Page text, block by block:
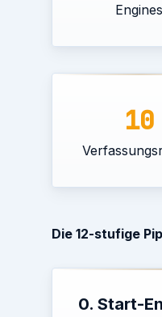
Engines
10
Die 12-stufige
0. Start-